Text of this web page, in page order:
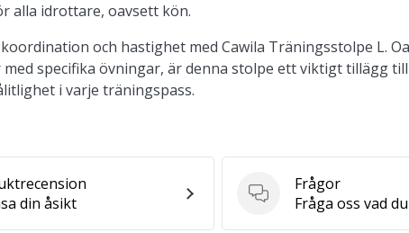
alla idrottare, oavsett kön.
och hastighet med Cawila Träningsstolpe L.
specifika övningar, är denna stolpe ett viktigt tillägg
i varje träningspass.
din åsikt
Frågor
Frågor
Fråga oss vad